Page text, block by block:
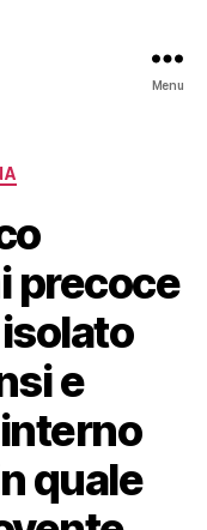
Menu
precoce
e
quale